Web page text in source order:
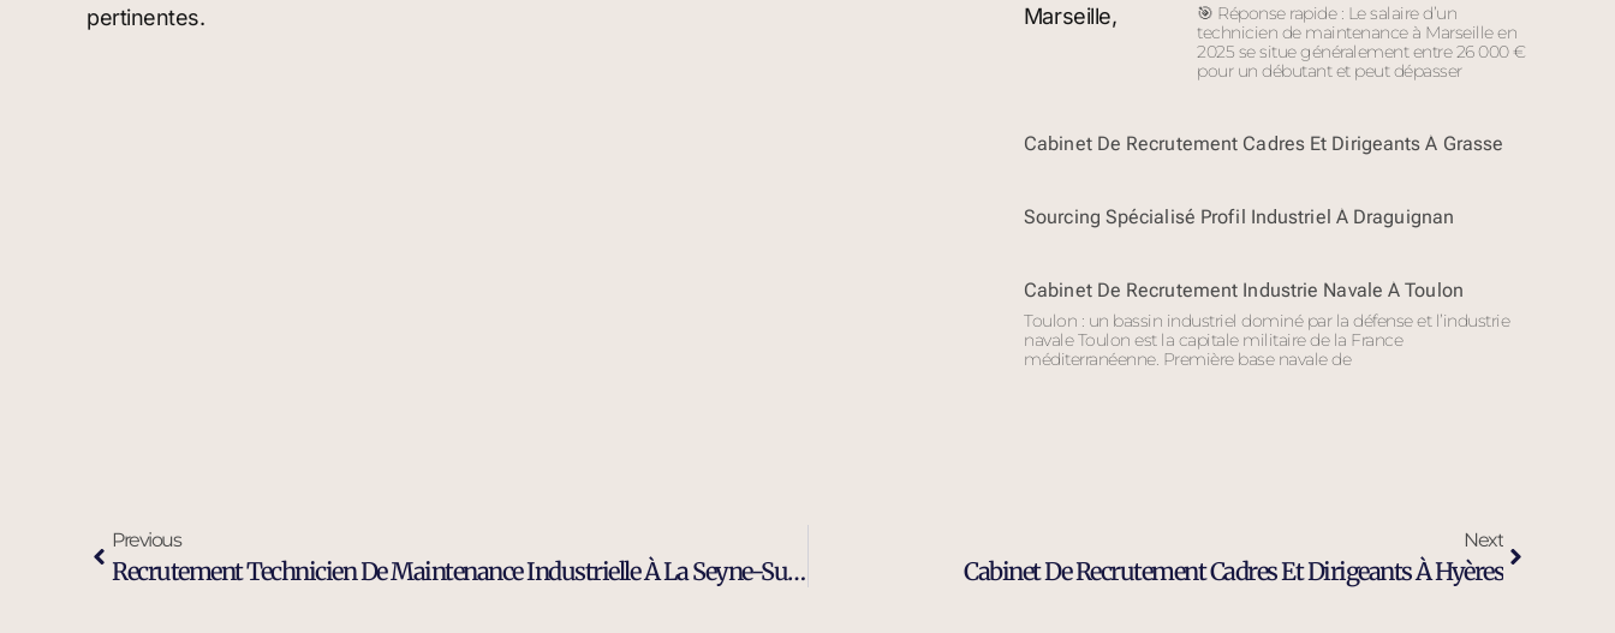
pertinentes.
🎯 Réponse rapide : Le salaire d’un
technicien de maintenance à Marseille en
2025 se situe généralement entre 26 000 €
pour un débutant et peut dépasser
Cabinet De Recrutement Cadres Et Dirigeants À Grasse
Sourcing Spécialisé Profil Industriel À Draguignan
Cabinet De Recrutement Industrie Navale À Toulon
Toulon : un bassin industriel dominé par la défense et l’industrie
navale Toulon est la capitale militaire de la France
méditerranéenne. Première base navale de
Previous
Recrutement Technicien De Maintenance Industrielle À La Seyne-Sur-Mer
Next
Cabinet De Recrutement Cadres Et Dirigeants À Hyères